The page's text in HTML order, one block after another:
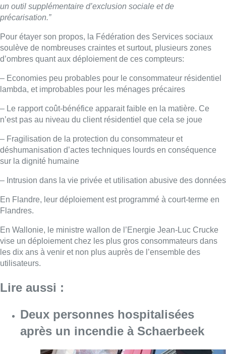
un outil supplémentaire d’exclusion sociale et de
précarisation.”
Pour étayer son propos, la Fédération des Services sociaux
soulève de nombreuses craintes et surtout, plusieurs zones
d’ombres quant aux déploiement de ces compteurs:
– Economies peu probables pour le consommateur résidentiel
lambda, et improbables pour les ménages précaires
– Le rapport coût-bénéfice apparait faible en la matière. Ce
n’est pas au niveau du client résidentiel que cela se joue
– Fragilisation de la protection du consommateur et
déshumanisation d’actes techniques lourds en conséquence
sur la dignité humaine
– Intrusion dans la vie privée et utilisation abusive des données
En Flandre, leur déploiement est programmé à court-terme en
Flandres.
En Wallonie, le ministre wallon de l’Energie Jean-Luc Crucke
vise un déploiement chez les plus gros consommateurs dans
les dix ans à venir et non plus auprès de l’ensemble des
utilisateurs.
Lire aussi :
Deux personnes hospitalisées
après un incendie à Schaerbeek